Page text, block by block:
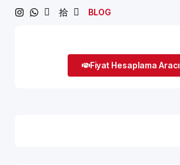
BLOG
Fiyat Hesaplama Aracı